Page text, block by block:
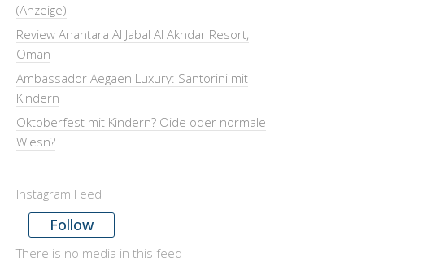
(Anzeige)
Review Anantara Al Jabal Al Akhdar Resort,
Oman
Ambassador Aegaen Luxury: Santorini mit
Kindern
Oktoberfest mit Kindern? Oide oder normale
Wiesn?
Instagram Feed
Follow
There is no media in this feed